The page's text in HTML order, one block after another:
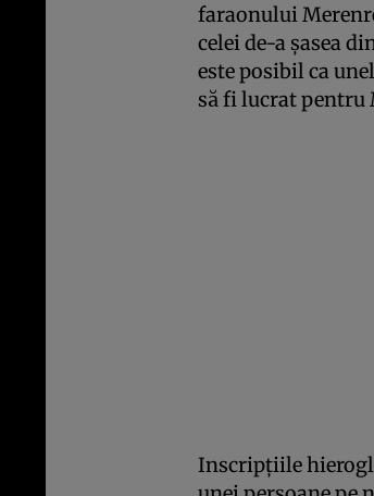
faraonului
celei de-a șasea
este posibil ca
să fi lucrat pentru
Inscripțiile